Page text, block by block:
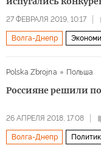
27 ФЕВРАЛЯ 2019, 10:17
Волга-Днепр
Polska Zbrojna Польша
Россияне решили
26 АПРЕЛЯ 2018, 17:08
Волга-Днепр